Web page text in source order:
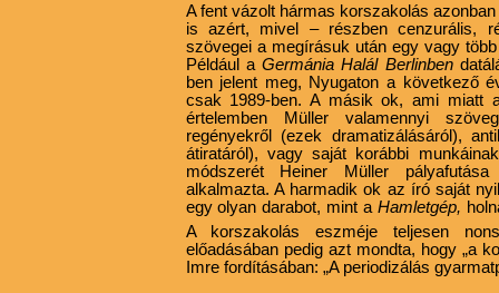
A fent vázolt hármas korszakolás
is azért, mivel – részben cenzurális,
szövegei a megírásuk után egy vagy
Például aGermánia Halál Berlinben
ben jelent meg, Nyugaton a következő
csak 1989-ben. A másik ok, ami miatt
értelemben Müller valamennyi
regényekről (ezek dramatizálásáról),
átiratáról), vagy saját korábbi
módszerét Heiner Müller
alkalmazta. A harmadik ok az író saját
egy olyan darabot, mint a Hamletgép,
A korszakolás eszméje teljesen
előadásában pedig azt mondta, hogy „a
Imre fordításában: „A periodizálás